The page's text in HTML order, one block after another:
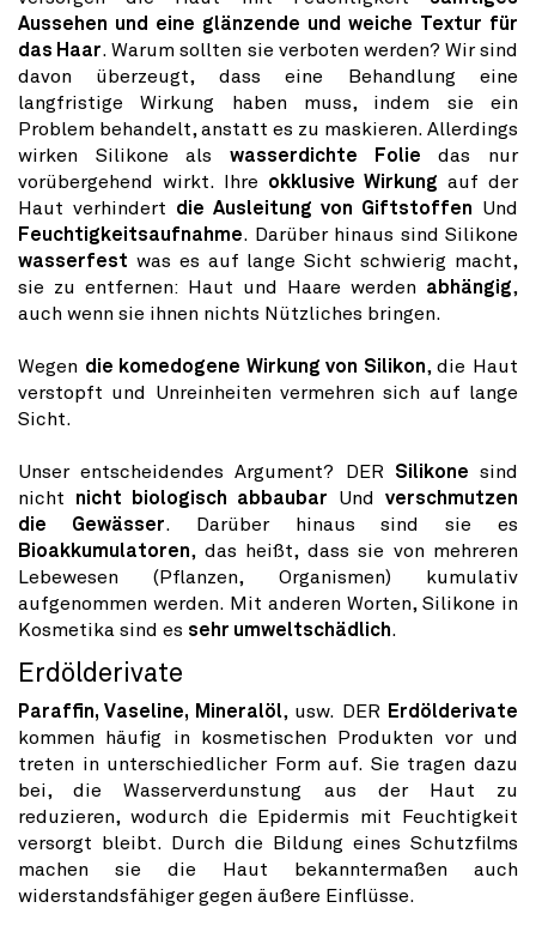
Aussehen und eine glänzende und weiche Textur für
das Haar. Warum sollten sie verboten werden? Wir sind
davon überzeugt, dass eine Behandlung eine
langfristige Wirkung haben muss, indem sie ein
Problem behandelt, anstatt es zu maskieren. Allerdings
wirken Silikone als wasserdichte Folie das nur
vorübergehend wirkt. Ihre okklusive Wirkung auf der
Haut verhindert die Ausleitung von Giftstoffen Und
Feuchtigkeitsaufnahme. Darüber hinaus sind Silikone
wasserfest was es auf lange Sicht schwierig macht,
sie zu entfernen: Haut und Haare werden abhängig,
auch wenn sie ihnen nichts Nützliches bringen.
Wegen die komedogene Wirkung von Silikon, die Haut
verstopft und Unreinheiten vermehren sich auf lange
Sicht.
Unser entscheidendes Argument? DER Silikone sind
nicht nicht biologisch abbaubar Und verschmutzen
die Gewässer. Darüber hinaus sind sie es
Bioakkumulatoren, das heißt, dass sie von mehreren
Lebewesen (Pflanzen, Organismen) kumulativ
aufgenommen werden. Mit anderen Worten, Silikone in
Kosmetika sind es sehr umweltschädlich.
Erdölderivate
Paraffin, Vaseline, Mineralöl, usw. DER
Erdölderivate
kommen häufig in kosmetischen Produkten vor und
treten in unterschiedlicher Form auf. Sie tragen dazu
bei, die Wasserverdunstung aus der Haut zu
reduzieren, wodurch die Epidermis mit Feuchtigkeit
versorgt bleibt. Durch die Bildung eines Schutzfilms
machen sie die Haut bekanntermaßen auch
widerstandsfähiger gegen äußere Einflüsse.